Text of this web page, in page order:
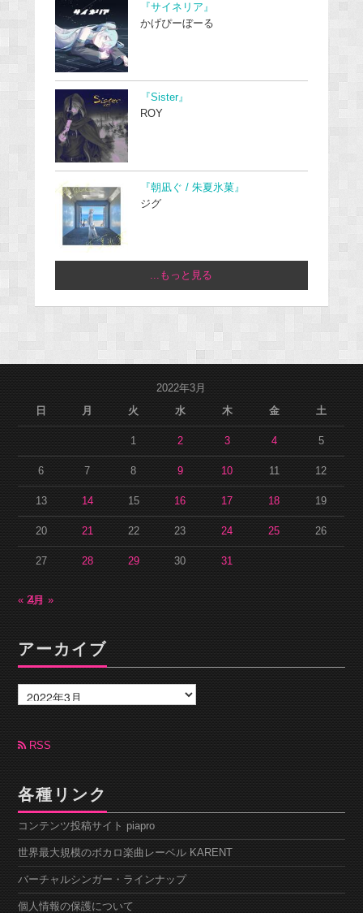
『サイネリア』
かげぴーぼーる
『Sister』
ROY
『朝凪ぐ / 朱夏氷菓』
ジグ
...もっと見る
2022年3月
日
月 火 水 木 金 土
1 2 3 4 5
6 7 8 9 10 11 12
13 14 15 16 17 18 19
20 21 22 23 24 25 26
27 28 29 30 31
« 2月4月 »
アーカイブ
ー
カ
ブ RSS
各種リンク
コンテンツ投稿サイト piapro
世界最大規模のボカロ楽曲レーベル KARENT
バーチャルシンガー・ラインナップ
個人情報の保護について